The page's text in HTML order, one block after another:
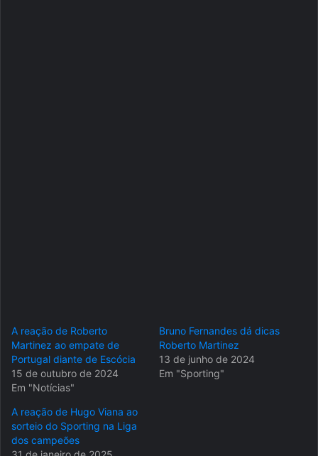
A reação de Roberto
Martinez ao empate de
Portugal diante de Escócia
15 de outubro de 2024
Em "Notícias"
Bruno Fernandes dá dicas
Roberto Martinez
13 de junho de 2024
Em "Sporting"
A reação de Hugo Viana ao
sorteio do Sporting na Liga
dos campeões